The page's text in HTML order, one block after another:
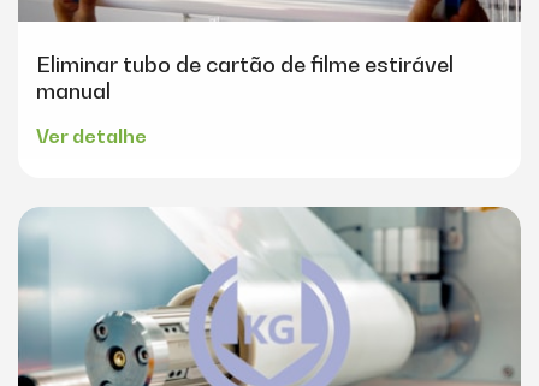
Eliminar tubo de cartão de filme estirável
manual
Ver detalhe